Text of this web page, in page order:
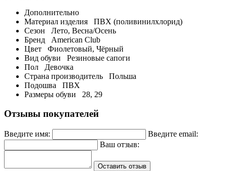
Дополнительно
Материал изделия
ПВХ (поливинилхлорид)
Сезон
Лето, Весна/Осень
Бренд
American Club
Цвет
Фиолетовый, Чёрный
Вид обуви
Резиновые сапоги
Пол
Девочка
Страна производитель
Польша
Подошва
ПВХ
Размеры обуви
28, 29
Отзывы покупателей
Введите имя:
Введите email:
Ваш отзыв:
Оставить отзыв